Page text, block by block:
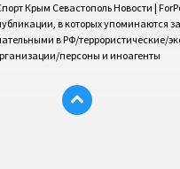
Крым Севастополь Новости |
в которых упоминаются
в РФ/террористические/
персоны и иноагенты